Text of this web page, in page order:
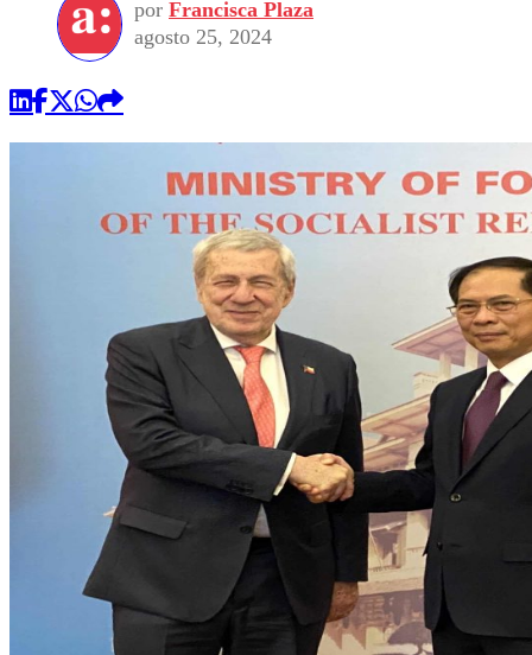
por Francisca Plaza
agosto 25, 2024